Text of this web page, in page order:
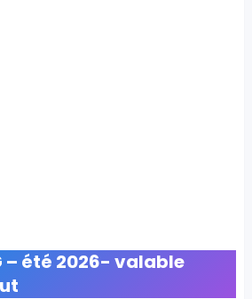
– été 2026- valable